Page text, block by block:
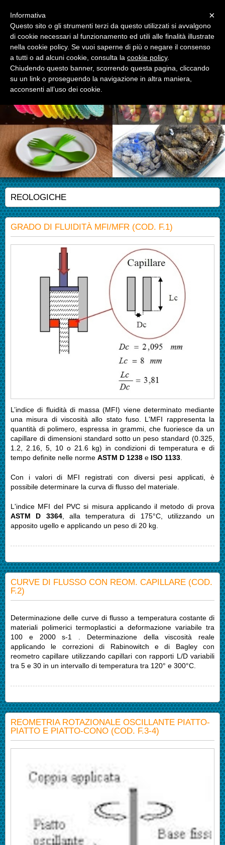
APM S.r.l.
Advanced Polymer Materials
REOLOGICHE
GRADO DI FLUIDITÀ MFI/MFR (COD. F.1)
L’indice di fluidità di massa (MFI) viene determinato mediante
una misura di viscosità allo stato fuso. L'MFI rappresenta la
quantità di polimero, espressa in grammi, che fuoriesce da un
capillare di dimensioni standard sotto un peso standard (0.325,
1.2, 2.16, 5, 10 o 21.6 kg) in condizioni di temperatura e di
tempo definite nelle norme ASTM D 1238 e ISO 1133
Con i valori di MFI registrati con diversi pesi applicati, è
possibile determinare la curva di flusso del materiale.
L'indice MFI del PVC si misura applicando il metodo di prova
ASTM D 3364, alla temperatura di 175°C, utilizzando un
apposito ugello e applicando un peso di 20 kg.
CURVE DI FLUSSO CON REOM. CAPILLARE (COD.
F.2)
Determinazione delle curve di flusso a temperatura costante di
materiali polimerici termoplastici a deformazione variabile tra
100 e 2000 s-1 . Determinazione della viscosità reale
applicando le correzioni di Rabinowitch e di Bagley con
reometro capillare utilizzando capillari con rapporti L/D variabili
tra 5 e 30 in un intervallo di temperatura tra 120° e 300°C.
REOMETRIA ROTAZIONALE OSCILLANTE PIATTO-
PIATTO E PIATTO-CONO (COD. F.3-4)
×
Informativa
Questo sito o gli strumenti terzi da questo utilizzati si avvalgono
di cookie necessari al funzionamento ed utili alle finalità illustrate
nella cookie policy. Se vuoi saperne di più o negare il consenso
a tutti o ad alcuni cookie, consulta la cookie policy.
Chiudendo questo banner, scorrendo questa pagina, cliccando
su un link o proseguendo la navigazione in altra maniera,
acconsenti all’uso dei cookie.